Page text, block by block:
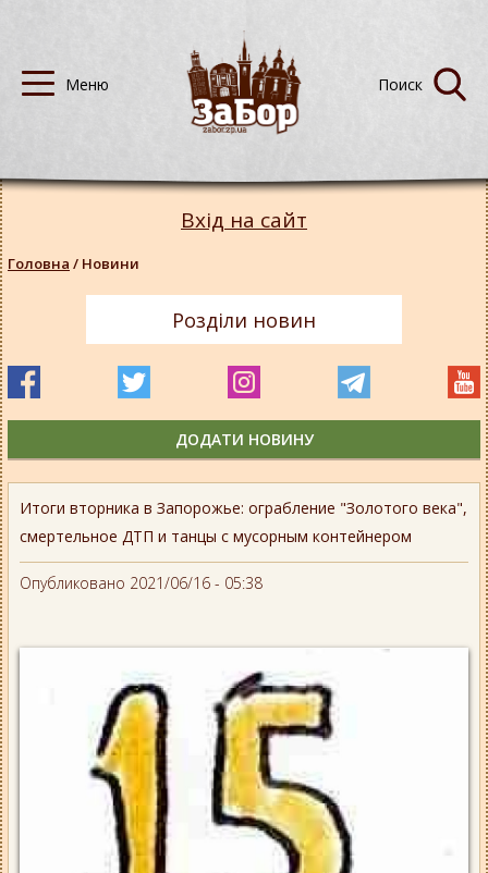
Итоги вторника в Запорожье: ограбление "Золотого века",
смертельное ДТП и танцы с мусорным контейнером
Опубликовано 2021/06/16 - 05:38
Вхід на сайт
Головна / Новини
Розділи новин
ДОДАТИ НОВИНУ